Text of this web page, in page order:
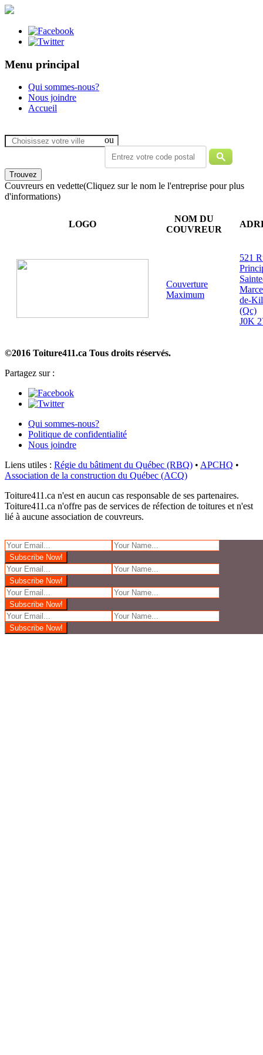
Menu principal
Qui sommes-nous?
Nous joindre
Accueil
ou
Couvreurs en vedette(Cliquez sur le nom le l'entreprise pour plus
d'informations)
LOGO
NOM DU
COUVREUR
Couverture
Maximum
521
de-
(Qc)
J0K
©2016 Toiture411.ca Tous droits réservés.
Partagez sur :
Qui sommes-nous?
Politique de confidentialité
Nous joindre
Liens utiles : Régie du bâtiment du Québec (RBQ) • APCHQ •
Association de la construction du Québec (ACQ)
Toiture411.ca n'est en aucun cas responsable de ses partenaires.
Toiture411.ca n'offre pas de services de réfection de toitures et n'est
lié à aucune association de couvreurs.